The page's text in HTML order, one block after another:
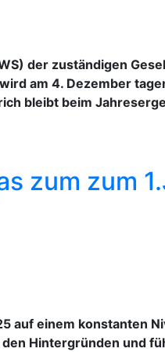
der zuständigen
am 4. Dezember
bleibt beim
zum zum
auf einem konstanten
Hintergründen und